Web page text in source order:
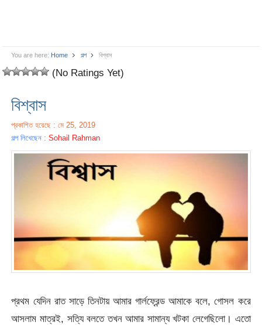
You are here: Home গল্প বিশ্বাস
(No Ratings Yet)
বিশ্বাস
প্রকাশিত হয়েছে : মে 25, 2019
গল্প লিখেছেন :Sohail Rahman
প্রথম যেদিন রাত সাড়ে তিনটায় আমার গার্লফ্রেন্ড আমাকে বলে, গোসল করে
আসলাম মাত্রই, সত্যি বলতে তখন আমার সামান্য খটকা লেগেছিলো। এতো